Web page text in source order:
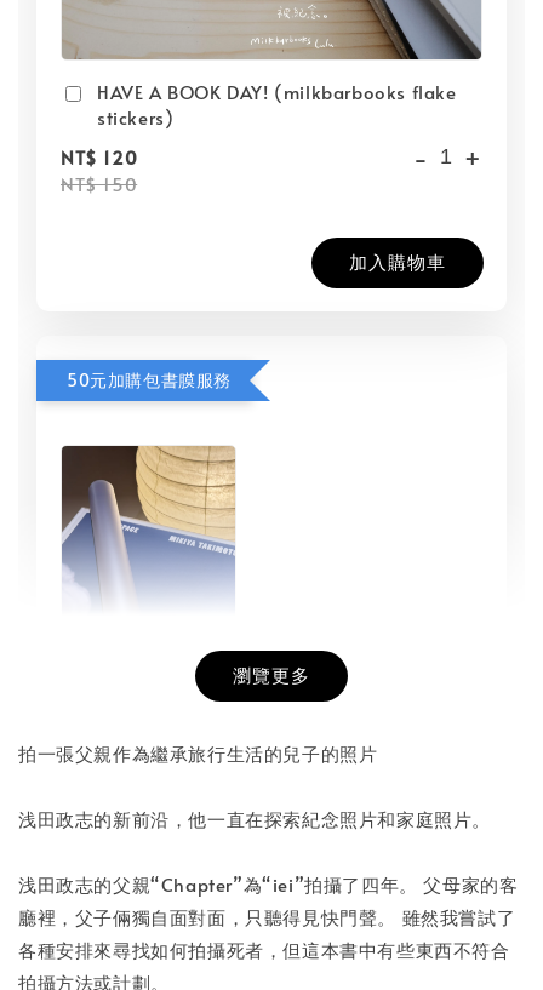
HAVE A BOOK DAY! (milkbarbooks flake
stickers)
NT$ 120
NT$ 150
- +
加入購物車
50元加購包書膜服務
書本包膜服務
NT$ 50
- +
瀏覽更多
拍一張父親作為繼承旅行生活的兒子的照片
浅田政志的新前沿，他一直在探索紀念照片和家庭照片。
浅田政志的父親“Chapter”為“iei”拍攝了四年。 父母家的客
廳裡，父子倆獨自面對面，只聽得見快門聲。 雖然我嘗試了
各種安排來尋找如何拍攝死者，但這本書中有些東西不符合
拍攝方法或計劃。